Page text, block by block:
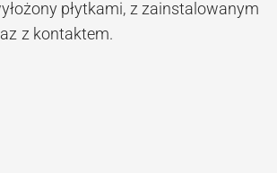
płytkami, z zainstalowanym
z kontaktem.